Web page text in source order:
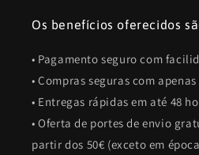
Os benefícios oferecidos
• Pagamento seguro com
• Compras seguras com
• Entregas rápidas em até 48
• Oferta de portes de envio
partir dos 50€ (exceto em